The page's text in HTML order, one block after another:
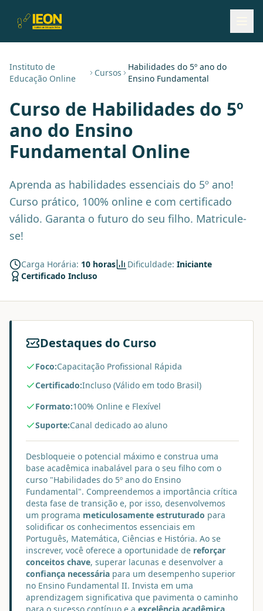
Instituto de
Educação Online
Cursos
Habilidades do 5º ano do
Ensino Fundamental
Curso de Habilidades do 5º
ano do Ensino
Fundamental Online
Aprenda as habilidades essenciais do 5º ano!
Curso prático, 100% online e com certificado
válido. Garanta o futuro do seu filho. Matricule-
se!
Carga Horária: 10 horas Dificuldade: Iniciante
Certificado Incluso
Destaques do Curso
Foco:Capacitação Profissional Rápida
Certificado:Incluso (Válido em todo Brasil)
Formato:100% Online e Flexível
Suporte:Canal dedicado ao aluno
Desbloqueie o potencial máximo e construa uma
base acadêmica inabalável para o seu filho com o
curso "Habilidades do 5º ano do Ensino
Fundamental". Compreendemos a importância crítica
desta fase de transição e, por isso, desenvolvemos
um programa meticulosamente estruturado para
solidificar os conhecimentos essenciais em
Português, Matemática, Ciências e História. Ao se
inscrever, você oferece a oportunidade de reforçar
conceitos chave, superar lacunas e desenvolver a
confiança necessária para um desempenho superior
no Ensino Fundamental II. Invista em uma
aprendizagem significativa que pavimenta o caminho